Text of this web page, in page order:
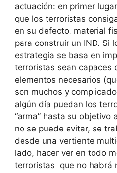
actuación: en primer
que los terroristas
en su defecto, material
para construir un IND. Si
estrategia se basa en
terroristas sean capaces
elementos necesarios
son muchos y
algún día puedan los
“arma” hasta su objetivo
no se puede evitar, se
desde una vertiente
lado, hacer ver en todo
terroristas que no habrá